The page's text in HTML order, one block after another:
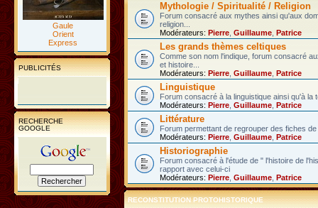
Gaule
Orient
Express
PUBLICITÉS
RECHERCHE
GOOGLE
Mythologie / Spiritualité / Religion
Forum consacré aux mythes ainsi qu'aux
religion...
Modérateurs: Pierre Guillaume Patrice
Les grands thèmes celtiques
Comme son nom l'indique, forum consacré
et histoire...
Modérateurs: Pierre Guillaume Patrice
Linguistique
Forum consacré à la linguistique ainsi qu'à la
Modérateurs: Pierre Guillaume Patrice
Littérature
Forum permettant de regrouper des fiches
Modérateurs: Pierre Guillaume Patrice
Historiographie
Forum consacré à l'étude de " l'histoire de
rapport avec celui-ci
Modérateurs: Pierre Guillaume Patrice
RECONSTITUTION PROTOHISTORIQUE